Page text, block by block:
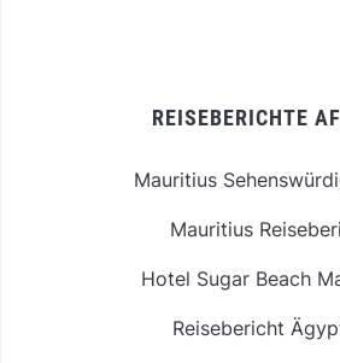
REISEBERICHTE
Mauritius
Mauritius
Hotel Sugar Beach
Reisebericht